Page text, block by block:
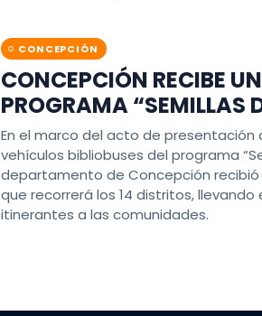
CONCEPCIÓN
CONCEPCIÓN RECIBE
PROGRAMA “SEMILLAS
En el marco del acto de presentación
vehículos bibliobuses del programa
departamento de Concepción
que recorrerá los 14 distritos,
itinerantes a las comunidades.